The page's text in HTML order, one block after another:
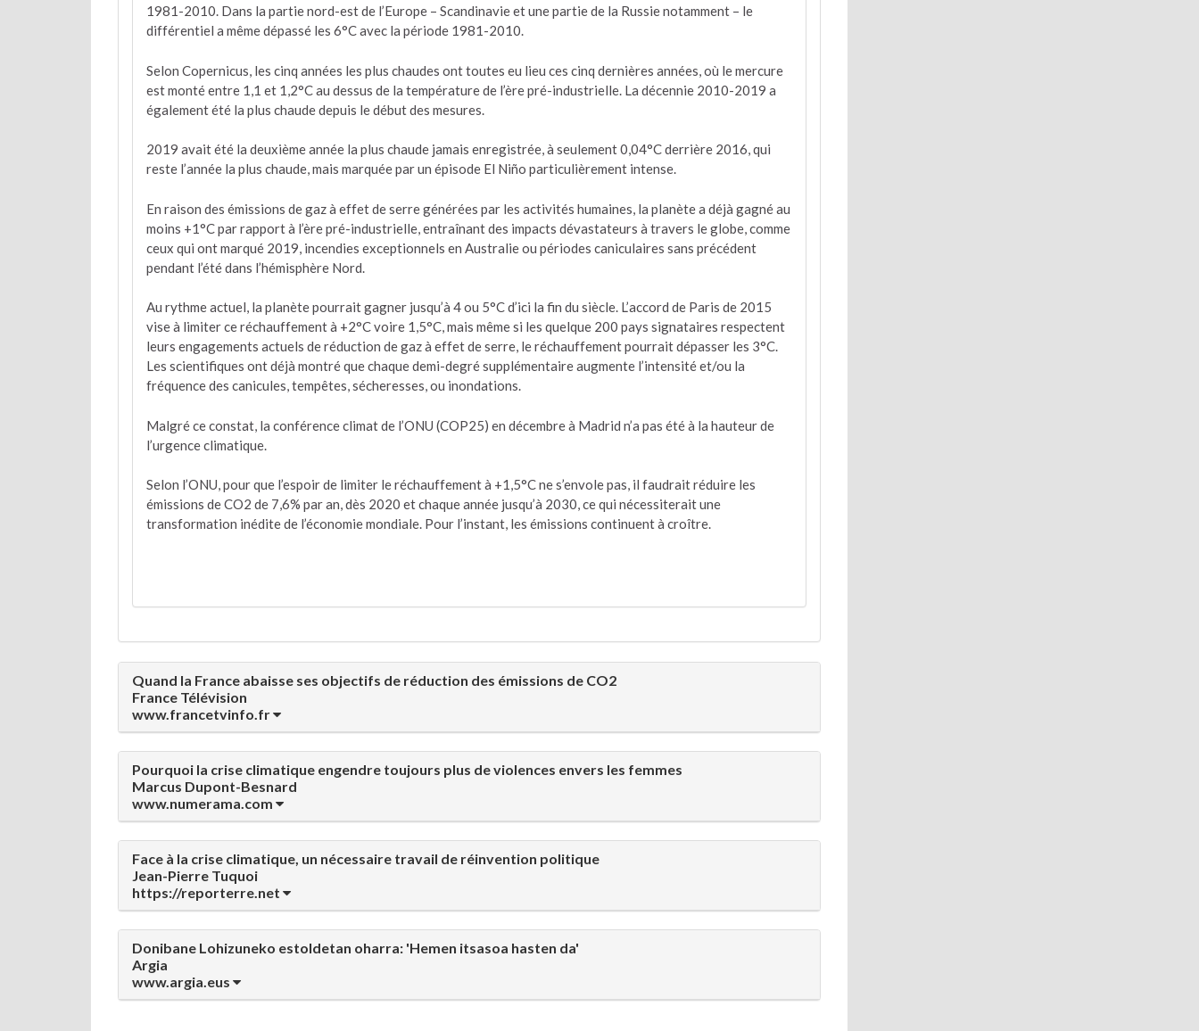
1981-2010. Dans la partie nord-est de l’Europe – Scandinavie et une partie de la Russie notamment – le
différentiel a même dépassé les 6°C avec la période 1981-2010.
Selon Copernicus, les cinq années les plus chaudes ont toutes eu lieu ces cinq dernières années, où le mercure
est monté entre 1,1 et 1,2°C au dessus de la température de l’ère pré-industrielle. La décennie 2010-2019 a
également été la plus chaude depuis le début des mesures.
2019 avait été la deuxième année la plus chaude jamais enregistrée, à seulement 0,04°C derrière 2016, qui
reste l’année la plus chaude, mais marquée par un épisode El Niño particulièrement intense.
En raison des émissions de gaz à effet de serre générées par les activités humaines, la planète a déjà gagné au
moins +1°C par rapport à l’ère pré-industrielle, entraînant des impacts dévastateurs à travers le globe, comme
ceux qui ont marqué 2019, incendies exceptionnels en Australie ou périodes caniculaires sans précédent
pendant l’été dans l’hémisphère Nord.
Au rythme actuel, la planète pourrait gagner jusqu’à 4 ou 5°C d’ici la fin du siècle. L’accord de Paris de 2015
vise à limiter ce réchauffement à +2°C voire 1,5°C, mais même si les quelque 200 pays signataires respectent
leurs engagements actuels de réduction de gaz à effet de serre, le réchauffement pourrait dépasser les 3°C.
Les scientifiques ont déjà montré que chaque demi-degré supplémentaire augmente l’intensité et/ou la
fréquence des canicules, tempêtes, sécheresses, ou inondations.
Malgré ce constat, la conférence climat de l’ONU (COP25) en décembre à Madrid n’a pas été à la hauteur de
l’urgence climatique.
Selon l’ONU, pour que l’espoir de limiter le réchauffement à +1,5°C ne s’envole pas, il faudrait réduire les
émissions de CO2 de 7,6% par an, dès 2020 et chaque année jusqu’à 2030, ce qui nécessiterait une
transformation inédite de l’économie mondiale. Pour l’instant, les émissions continuent à croître.
Quand la France abaisse ses objectifs de réduction des émissions de CO2
France Télévision
www.francetvinfo.fr
Pourquoi la crise climatique engendre toujours plus de violences envers les femmes
Marcus Dupont-Besnard
www.numerama.com
Face à la crise climatique, un nécessaire travail de réinvention politique
Jean-Pierre Tuquoi
https://reporterre.net
Donibane Lohizuneko estoldetan oharra: 'Hemen itsasoa hasten da'
Argia
www.argia.eus